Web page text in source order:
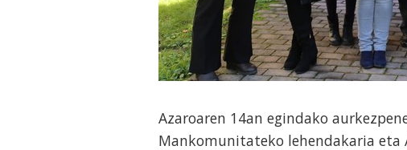
Azaroaren 14an egindako
Mankomunitateko lehendakaria eta